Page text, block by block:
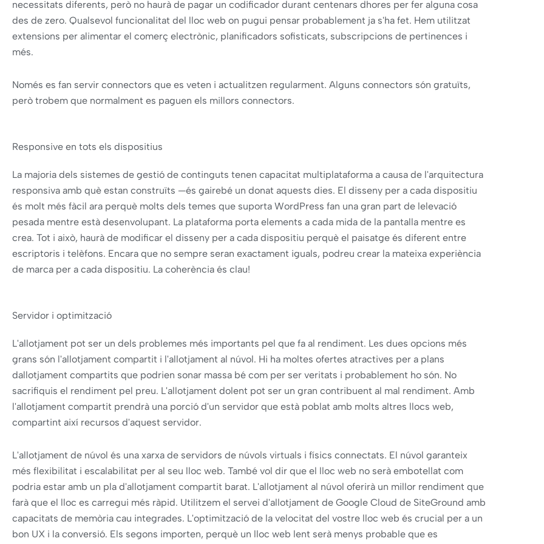
necessitats diferents, però no haurà de pagar un codificador durant centenars dhores per fer alguna cosa
des de zero. Qualsevol funcionalitat del lloc web on pugui pensar probablement ja s'ha fet. Hem utilitzat
extensions per alimentar el comerç electrònic, planificadors sofisticats, subscripcions de pertinences i
més.
Només es fan servir connectors que es veten i actualitzen regularment. Alguns connectors són gratuïts,
però trobem que normalment es paguen els millors connectors.
Responsive en tots els dispositius
La majoria dels sistemes de gestió de continguts tenen capacitat multiplataforma a causa de l'arquitectura
responsiva amb què estan construïts —és gairebé un donat aquests dies. El disseny per a cada dispositiu
és molt més fàcil ara perquè molts dels temes que suporta WordPress fan una gran part de lelevació
pesada mentre està desenvolupant. La plataforma porta elements a cada mida de la pantalla mentre es
crea. Tot i això, haurà de modificar el disseny per a cada dispositiu perquè el paisatge és diferent entre
escriptoris i telèfons. Encara que no sempre seran exactament iguals, podreu crear la mateixa experiència
de marca per a cada dispositiu. La coherència és clau!
Servidor i optimització
L'allotjament pot ser un dels problemes més importants pel que fa al rendiment. Les dues opcions més
grans són l'allotjament compartit i l'allotjament al núvol. Hi ha moltes ofertes atractives per a plans
dallotjament compartits que podrien sonar massa bé com per ser veritats i probablement ho són. No
sacrifiquis el rendiment pel preu. L'allotjament dolent pot ser un gran contribuent al mal rendiment. Amb
l'allotjament compartit prendrà una porció d'un servidor que està poblat amb molts altres llocs web,
compartint així recursos d'aquest servidor.
L'allotjament de núvol és una xarxa de servidors de núvols virtuals i físics connectats. El núvol garanteix
més flexibilitat i escalabilitat per al seu lloc web. També vol dir que el lloc web no serà embotellat com
podria estar amb un pla d'allotjament compartit barat. L'allotjament al núvol oferirà un millor rendiment que
farà que el lloc es carregui més ràpid. Utilitzem el servei d'allotjament de Google Cloud de SiteGround amb
capacitats de memòria cau integrades. L'optimització de la velocitat del vostre lloc web és crucial per a un
bon UX i la conversió. Els segons importen, perquè un lloc web lent serà menys probable que es